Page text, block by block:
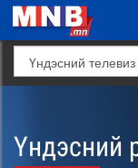
Үндэсний